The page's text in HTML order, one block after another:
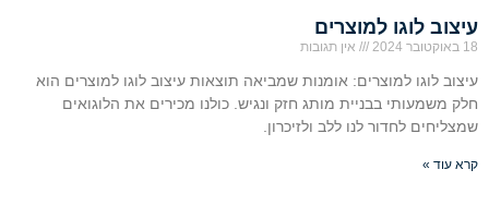
עיצוב לוגו למוצרים
18 באוקטובר 2024 אין תגובות
עיצוב לוגו למוצרים: אומנות שמביאה תוצאות עיצוב לוגו למוצרים הוא
חלק משמעותי בבניית מותג חזק ונגיש. כולנו מכירים את הלוגואים
שמצליחים לחדור לנו ללב ולזיכרון.
קרא עוד »